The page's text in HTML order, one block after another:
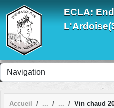
ECLA:
Accueil Vin chaud
Panneau de gestion des cookies